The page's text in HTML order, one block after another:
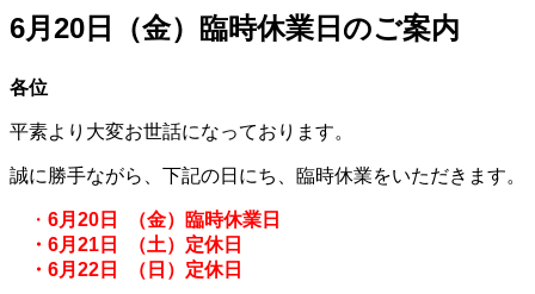
6月20日（金）臨時休業日のご案内
各位
平素より大変お世話になっております。
誠に勝手ながら、下記の日にち、臨時休業をいただきます。
・ 6月20日 （金）臨時休業日
・6月21日 （土）定休日
・6月22日 （日）定休日